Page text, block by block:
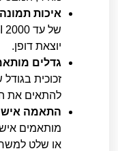
איכות
יוצאת דופן.
גדלים
להתאים את
התאמה
מותאמים
או שלט